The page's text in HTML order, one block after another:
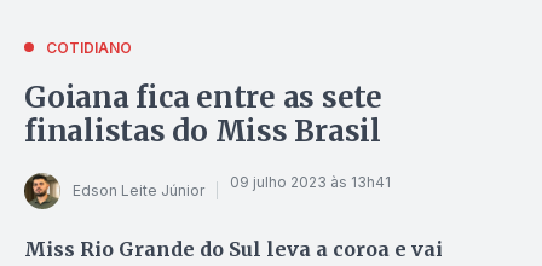
COTIDIANO
Goiana fica entre as sete
finalistas do Miss Brasil
Edson Leite Júnior 09 julho 2023 às 13h41
Miss Rio Grande do Sul leva a coroa e vai